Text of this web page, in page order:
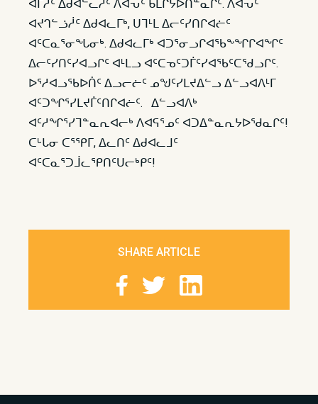
ᐊᒥᓱᑦ ᐃᑯᐊᓪᓚᓲᑦ ᐱᐊᕃᑦ ᑲᒪᒋᔭᐅᑎᓐᓇᒋᑦ. ᐱᐊᕃᑦ
ᐊᔪᒉᓪᓘᓲᑦ ᐃᑯᐊᓚᒥᒃ, ᑌᒣᒻᒪ ᐃᓕᑦᓯᑎᒋᐊᓖᑦ
ᐊᑦᑕᓇᕐᓂᖓᓂᒃ. ᐃᑯᐊᓚᒥᒃ ᐊᑐᕐᓂᓗᒋᐊᖃᖕᖏᒋᐊᖏᑦ
ᐃᓕᑦᓯᑎᑦᓯᐊᓗᒋᑦ ᐊᒻᒪᓗ ᐊᑦᑕᓀᑦᑐᒦᑦᓯᐊᖃᑦᑕᖁᓗᒋᑦ.
ᐅᕐᓱᐊᓗᖃᐅᑏᑦ ᐃᓗᓕᓖᑦ ᓄᖑᑦᓯᒪᔪᐃᓪᓗ ᐃᓪᓗᐊᐱᒻᒥ
ᐊᑦᑐᖏᕐᓯᒪᔪᒦᑦᑎᒋᐊᓖᑦ. ᐃᓪᓗᐊᐱᒃ
ᐊᑦᓱᖏᕐᓯᒣᓐᓇᕆᐊᓕᒃ ᐱᐊᕋᕐᓄᑦ ᐊᑐᐃᓐᓇᕆᔭᐅᖁᓇᒋᑦ!
ᑕᒡᒐᓂ ᑕᕐᕿᒥ, ᐃᓚᑎᑦ ᐃᑯᐊᓚᒧᑦ
ᐊᑦᑕᓇᕐᑐᒨᓚᕿᑎᑦᑌᓕᒃᑭᑦ!
SHARE ARTICLE